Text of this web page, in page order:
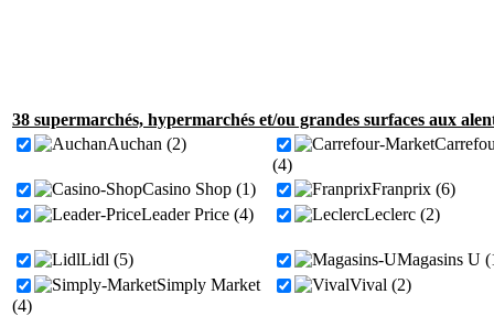
38 supermarchés, hypermarchés et/ou grandes surfaces aux
Auchan (2)
(4)
Casino Shop (1)
Franprix (6)
Leader Price (4)
Leclerc (2)
Lidl (5)
Magasins U
Simply Market
(4)
Vival (2)